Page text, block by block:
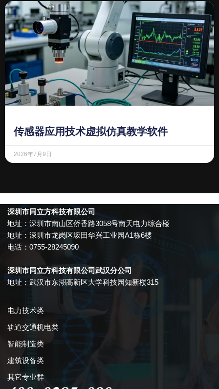
传感器应用技术虚拟仿真教学软件
2026年7月9日
深圳市同立方科技有限公司
地址：深圳市南山区侨香路3058号南天电力综合楼
地址：深圳市龙岗区坂田华兴工业园A1栋6楼
电话：0755-28245090
深圳市同立方科技有限公司武汉分公司
地址：武汉市东湖高新区大学科技园知新楼315
电力技术类
轨道交通机电类
智能制造类
建筑设备类
其它专业群